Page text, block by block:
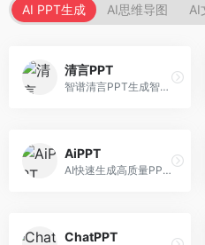
AI PPT生成 AI思维导图 AI
清言PPT
智谱清言PPT生成智能体，基于GLM大模型。面向智谱用户，支持对话生成PPT、内容优化等服务，与智谱生态深度整合。
AiPPT
AI快速生成高质量PPT平台，支持主题定制。面向职场人士和学生，提供一键生成、模板选择、内容优化等服务，PPT制作速度快，设计质量高。
ChatPPT